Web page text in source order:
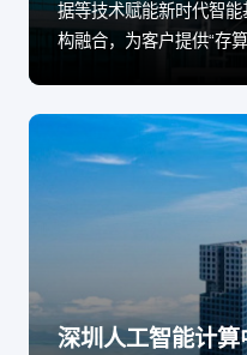
据等技术赋能新时代智
构融合，为客户提供“存
深圳人工智能计算